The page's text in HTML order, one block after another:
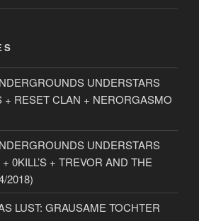
UNDERSTARS
+ RESET CLAN + NERORGASMO
UNDERSTARS
0KILL’S + TREVOR AND THE
2018)
LUST: GRAUSAME TOCHTER